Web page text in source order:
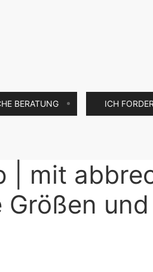
BERATUNG ICH
| mit